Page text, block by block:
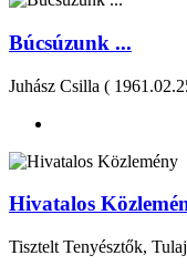
Búcsúzunk ...
Juhász Csilla (
Hivatalos
Tisztelt Tenyésztők,